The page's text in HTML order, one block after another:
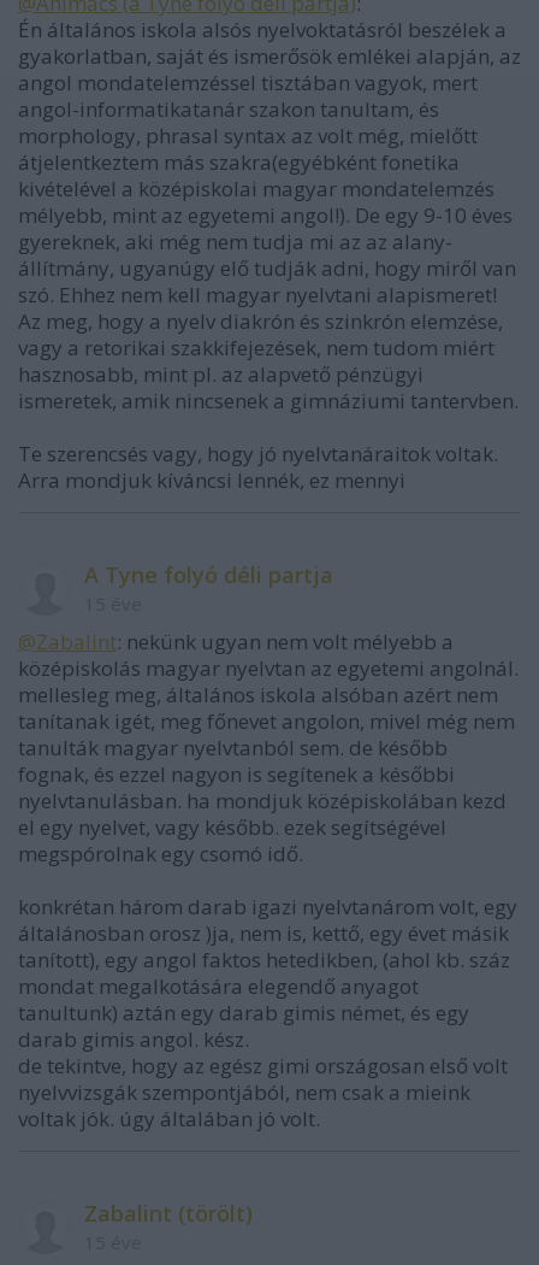
Én általános iskola alsós nyelvoktatásról beszélek a
gyakorlatban, saját és ismerősök emlékei alapján, az
angol mondatelemzéssel tisztában vagyok, mert
angol-informatikatanár szakon tanultam, és
morphology, phrasal syntax az volt még, mielőtt
átjelentkeztem más szakra(egyébként fonetika
kivételével a középiskolai magyar mondatelemzés
mélyebb, mint az egyetemi angol!). De egy 9-10 éves
gyereknek, aki még nem tudja mi az az alany-
állítmány, ugyanúgy elő tudják adni, hogy miről van
szó. Ehhez nem kell magyar nyelvtani alapismeret!
Az meg, hogy a nyelv diakrón és szinkrón elemzése,
vagy a retorikai szakkifejezések, nem tudom miért
hasznosabb, mint pl. az alapvető pénzügyi
ismeretek, amik nincsenek a gimnáziumi tantervben.
Te szerencsés vagy, hogy jó nyelvtanáraitok voltak.
Arra mondjuk kíváncsi lennék, ez mennyi
A Tyne folyó déli partja
@Zabalint: nekünk ugyan nem volt mélyebb a
középiskolás magyar nyelvtan az egyetemi angolnál.
mellesleg meg, általános iskola alsóban azért nem
tanítanak igét, meg főnevet angolon, mivel még nem
tanulták magyar nyelvtanból sem. de később
fognak, és ezzel nagyon is segítenek a későbbi
nyelvtanulásban. ha mondjuk középiskolában kezd
el egy nyelvet, vagy később. ezek segítségével
megspórolnak egy csomó idő.
konkrétan három darab igazi nyelvtanárom volt, egy
általánosban orosz )ja, nem is, kettő, egy évet másik
tanított), egy angol faktos hetedikben, (ahol kb. száz
mondat megalkotására elegendő anyagot
tanultunk) aztán egy darab gimis német, és egy
darab gimis angol. kész.
de tekintve, hogy az egész gimi országosan első volt
nyelvvizsgák szempontjából, nem csak a mieink
voltak jók. úgy általában jó volt.
Zabalint (törölt)